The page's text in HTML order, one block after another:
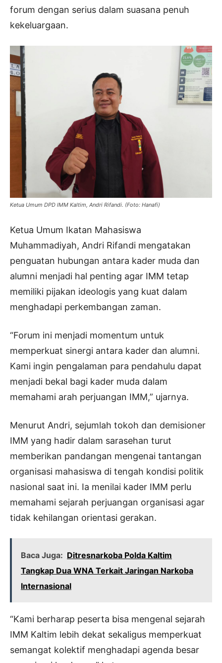
forum dengan serius dalam suasana penuh
kekeluargaan.
Ketua Umum DPD IMM Kaltim, Andri Rifandi. (Foto: Hanafi)
Ketua Umum Ikatan Mahasiswa
Muhammadiyah, Andri Rifandi mengatakan
penguatan hubungan antara kader muda dan
alumni menjadi hal penting agar IMM tetap
memiliki pijakan ideologis yang kuat dalam
menghadapi perkembangan zaman.
“Forum ini menjadi momentum untuk
memperkuat sinergi antara kader dan alumni.
Kami ingin pengalaman para pendahulu dapat
menjadi bekal bagi kader muda dalam
memahami arah perjuangan IMM,” ujarnya.
Menurut Andri, sejumlah tokoh dan demisioner
IMM yang hadir dalam sarasehan turut
memberikan pandangan mengenai tantangan
organisasi mahasiswa di tengah kondisi politik
nasional saat ini. Ia menilai kader IMM perlu
memahami sejarah perjuangan organisasi agar
tidak kehilangan orientasi gerakan.
Baca Juga: Ditresnarkoba Polda Kaltim
Tangkap Dua WNA Terkait Jaringan Narkoba
Internasional
“Kami berharap peserta bisa mengenal sejarah
IMM Kaltim lebih dekat sekaligus memperkuat
semangat kolektif menghadapi agenda besar